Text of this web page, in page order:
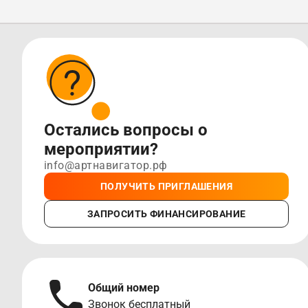
Остались вопросы о
мероприятии?
info@артнавигатор.рф
ПОЛУЧИТЬ ПРИГЛАШЕНИЯ
ЗАПРОСИТЬ ФИНАНСИРОВАНИЕ
Общий номер
Звонок бесплатный